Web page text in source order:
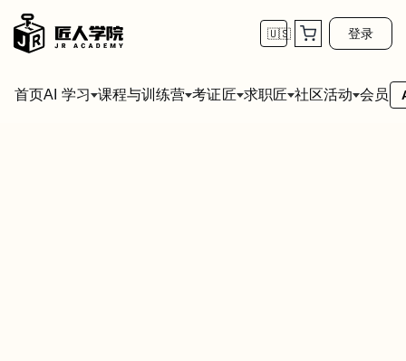
🇺🇸 登录
首页AI 学习 课程与训练营 考证匠 求职匠 社区活动 会员